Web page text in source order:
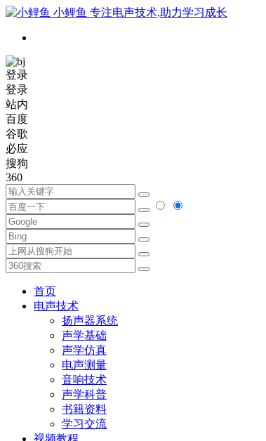
小鲤鱼 专注电声技术,助力学习成长
登录
登录
站内
百度
谷歌
必应
搜狗
360
首页
电声技术
扬声器系统
声学基础
声学仿真
电声测量
音响技术
声学科普
书籍资料
学习交流
视频教程